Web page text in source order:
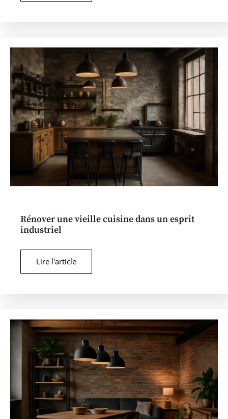
Rénover une vieille cuisine dans un esprit
industriel
Lire l'article